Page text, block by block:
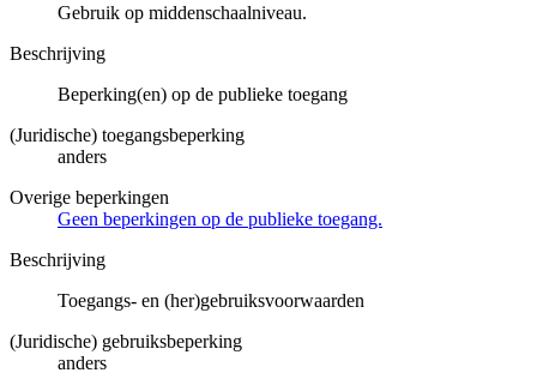
Gebruik op middenschaalniveau.
Beschrijving
Beperking(en) op de publieke toegang
(Juridische) toegangsbeperking
anders
Overige beperkingen
Geen beperkingen op de publieke toegang.
Beschrijving
Toegangs- en (her)gebruiksvoorwaarden
(Juridische) gebruiksbeperking
anders